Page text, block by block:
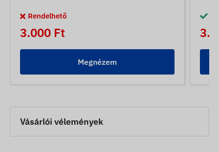
Rendelhető
3.000 Ft
Megnézem
Vásárlói vélemények